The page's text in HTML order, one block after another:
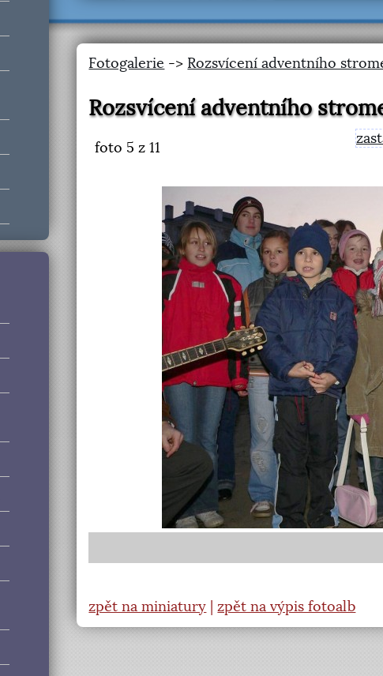
Fotogalerie -> Rozsvícení adventního
Rozsvícení adventního
foto 5 z 11